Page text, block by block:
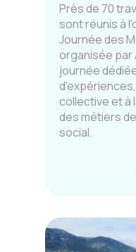
Près de 70
sont réunis à
Journée des
organisée par
journée
collective et à
des métiers
social.